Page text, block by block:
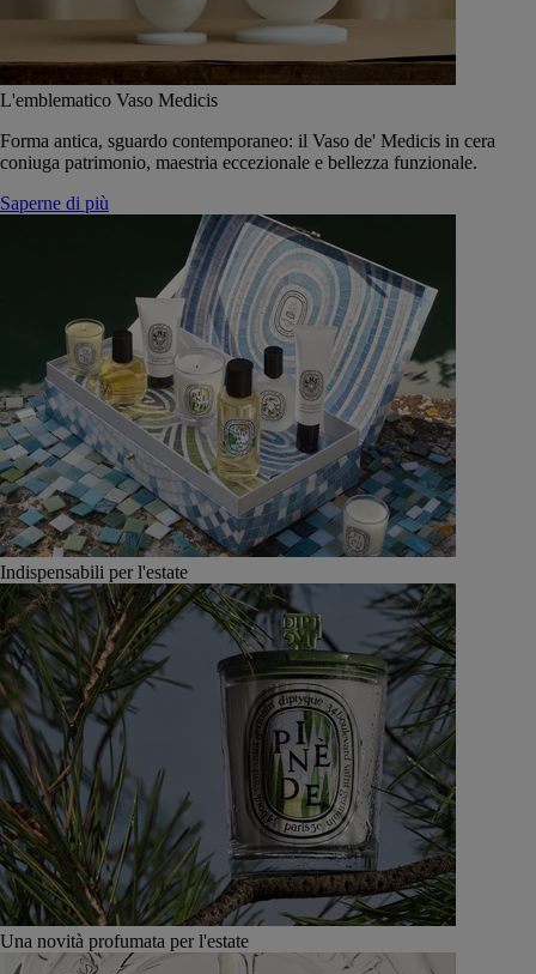
L'emblematico Vaso Medicis
Forma antica, sguardo contemporaneo: il Vaso de' Medicis in cera
coniuga patrimonio, maestria eccezionale e bellezza funzionale.
Saperne di più
Indispensabili per l'estate
Una novità profumata per l'estate